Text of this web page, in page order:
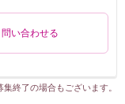
問い合わせる
終了の場合もございます。